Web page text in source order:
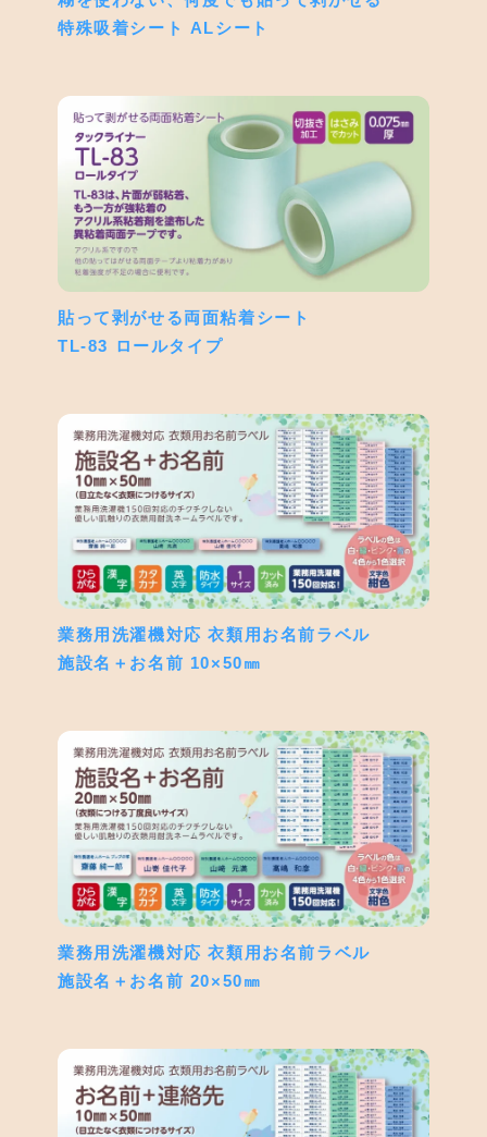
特殊吸着シート ALシート
貼って剥がせる両面粘着シート
TL-83 ロールタイプ
業務用洗濯機対応 衣類用お名前ラベル
施設名＋お名前 10×50㎜
業務用洗濯機対応 衣類用お名前ラベル
施設名＋お名前 20×50㎜